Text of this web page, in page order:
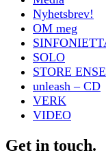
Nyhetsbrev!
OM meg
SOLO
STORE
unleash – CD
VERK
VIDEO
Get in touch.